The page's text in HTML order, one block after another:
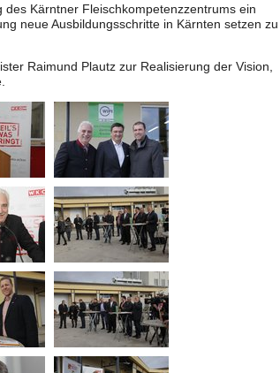
Kärntner Fleischkompetenzzentrums ein
neue Ausbildungsschritte in Kärnten setzen zu
Raimund Plautz zur Realisierung der Vision,